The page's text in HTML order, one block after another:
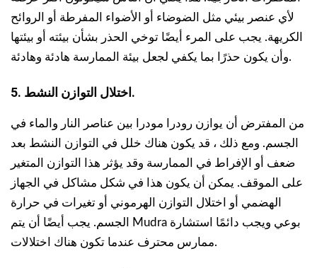
لأي عنصر بيئي مثل الضوضاء أو الأضواء المفرطة أو الروائح
الكريهة. يجب على المرء أيضًا توخي الحذر بشأن بيئته أو بيئتها
وأن يكون حذرًا بما يكفي لجعل بيئة الممارسة هادئة وهادئة.
5. اختلال التوازن النشط.
من المفترض أن يوازن رودرا مودرا بين عناصر النار والماء في
الجسم. ومع ذلك ، قد يكون هناك خلل في التوازن النشط بعد
ضعف أو الإفراط في الممارسة وقد يؤثر هذا التوازن المتغير
على الموقف. يمكن أن يكون هذا في شكل مشاكل في الجهاز
الهضمي أو اختلال التوازن الهرموني أو تغيرات في حرارة
الجسم. يجب أيضًا أن يتم Mudra بوعي ويجب دائمًا استشارة
ممارس محترف عندما تكون هناك اختلالات.